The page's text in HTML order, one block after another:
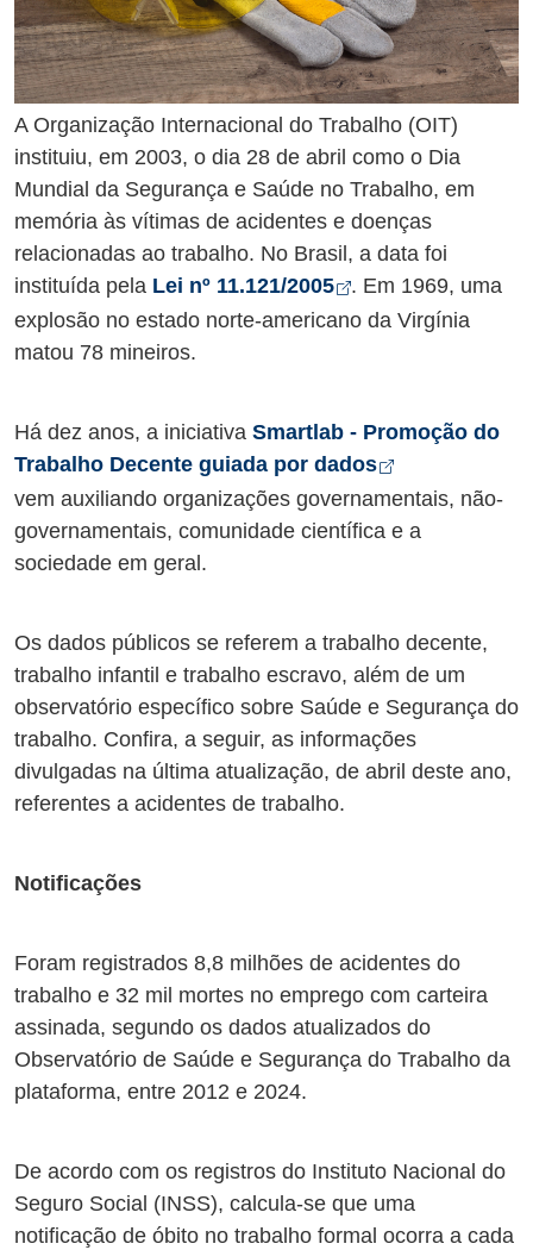
A Organização Internacional do Trabalho (OIT)
instituiu, em 2003, o dia 28 de abril como o Dia
Mundial da Segurança e Saúde no Trabalho, em
memória às vítimas de acidentes e doenças
relacionadas ao trabalho. No Brasil, a data foi
instituída pela Lei nº 11.121/2005 Abre em nova aba
. Em 1969, uma
explosão no estado norte-americano da Virgínia
matou 78 mineiros.
Há dez anos, a iniciativa Smartlab - Promoção do
Trabalho Decente guiada por dados
Abre em nova
vem auxiliando organizações governamentais, não-
governamentais, comunidade científica e a
sociedade em geral.
Os dados públicos se referem a trabalho decente,
trabalho infantil e trabalho escravo, além de um
observatório específico sobre Saúde e Segurança do
trabalho. Confira, a seguir, as informações
divulgadas na última atualização, de abril deste ano,
referentes a acidentes de trabalho.
Notificações
Foram registrados 8,8 milhões de acidentes do
trabalho e 32 mil mortes no emprego com carteira
assinada, segundo os dados atualizados do
Observatório de Saúde e Segurança do Trabalho da
plataforma, entre 2012 e 2024.
De acordo com os registros do Instituto Nacional do
Seguro Social (INSS), calcula-se que uma
notificação de óbito no trabalho formal ocorra a cada